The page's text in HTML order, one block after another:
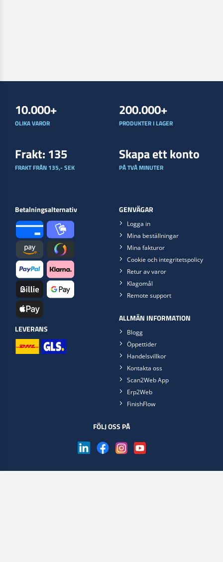
10.000+
OLIKA VAROR
200.000+
PRODUKTER I LAGER
Frakt: 135
FRAKT FRÅN 135,- SEK
Skapa ett konto
PÅ TVÅ MINUTER
Betalningsalternativ
LEVERANS
GENVÄGAR
Logga in
Mina beställningar
Mina fakturor
Cookie och integritetspolicy
Retur av varor
Klagomål
Remote support
ALLMÄN INFORMATION
Blogg
Öppettider
Handelsvillkor
Kontakta oss
Scan2Web App
Erp2Web
FinishFlow
FÖLJ OSS PÅ
Skaffa appen Scan2Web nu